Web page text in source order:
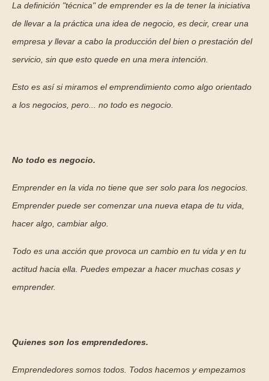
La definición "técnica" de emprender es la de tener la iniciativa
de llevar a la práctica una idea de negocio, es decir, crear una
empresa y llevar a cabo la producción del bien o prestación del
servicio, sin que esto quede en una mera intención.
Esto es así si miramos el emprendimiento como algo orientado
a los negocios, pero... no todo es negocio.
No todo es negocio.
Emprender en la vida no tiene que ser solo para los negocios.
Emprender puede ser comenzar una nueva etapa de tu vida,
hacer algo, cambiar algo.
Todo es una acción que provoca un cambio en tu vida y en tu
actitud hacia ella. Puedes empezar a hacer muchas cosas y
emprender.
Quienes son los emprendedores.
Emprendedores somos todos. Todos hacemos y empezamos